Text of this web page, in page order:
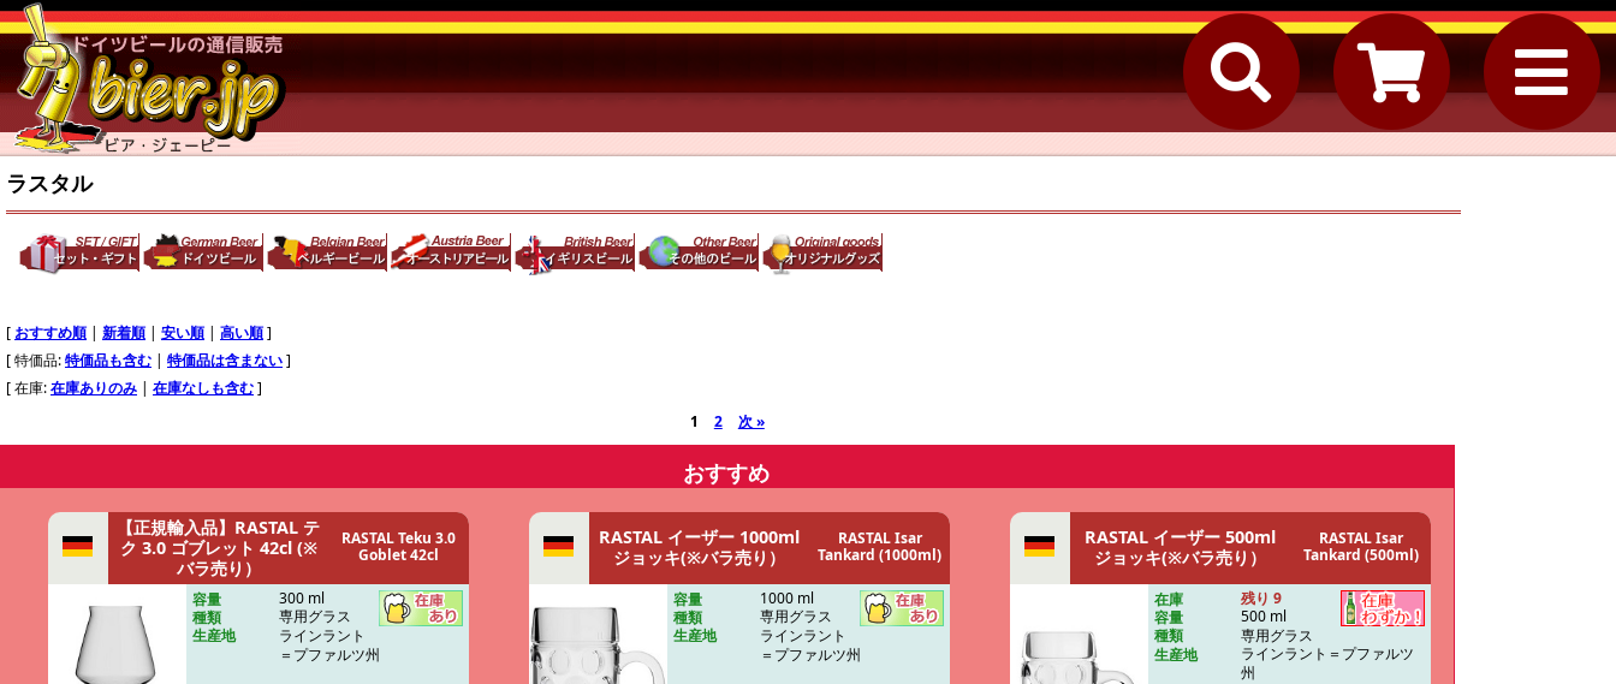
ラスタル
[ おすすめ順 | 新着順 | 安い順 | 高い順]
[ 特価品:特価品も含む | 特価品は含まない]
[ 在庫:在庫ありのみ | 在庫なしも含む]
1
2 次 »
おすすめ
【正規輸入品】RASTAL テ
ク 3.0 ゴブレット 42cl (※
バラ売り）
RASTAL Teku 3.0
Goblet 42cl
容量
300 ml
種類
専用グラス
生産地
ラインラント
＝プファルツ州
RASTAL イーザー 1000ml
ジョッキ(※バラ売り）
RASTAL Isar
Tankard (1000ml)
容量
1000 ml
種類
専用グラス
生産地
ラインラント
＝プファルツ州
RASTAL イーザー 500ml
ジョッキ(※バラ売り）
RASTAL Isar
Tankard (500ml)
在庫
残り 9
容量
500 ml
種類
専用グラス
生産地
ラインラント＝プファルツ
州